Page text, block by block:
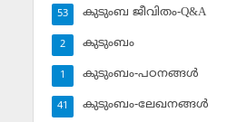
കുടുംബ ജീവിതം-Q&A
53
കുടുംബം
2
കുടുംബം-പഠനങ്ങള്‍
1
കുടുംബം-ലേഖനങ്ങള്‍
41